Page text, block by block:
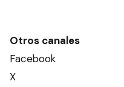
Otros canales
Facebook
X